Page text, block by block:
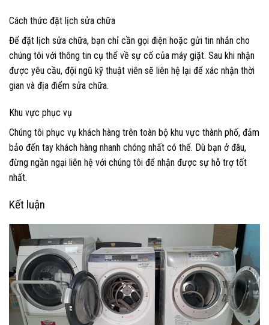
Cách thức đặt lịch sửa chữa
Để đặt lịch sửa chữa, bạn chỉ cần gọi điện hoặc gửi tin nhắn cho
chúng tôi với thông tin cụ thể về sự cố của máy giặt. Sau khi nhận
được yêu cầu, đội ngũ kỹ thuật viên sẽ liên hệ lại để xác nhận thời
gian và địa điểm sửa chữa.
Khu vực phục vụ
Chúng tôi phục vụ khách hàng trên toàn bộ khu vực thành phố, đảm
bảo đến tay khách hàng nhanh chóng nhất có thể. Dù bạn ở đâu,
đừng ngần ngại liên hệ với chúng tôi để nhận được sự hỗ trợ tốt
nhất.
Kết luận